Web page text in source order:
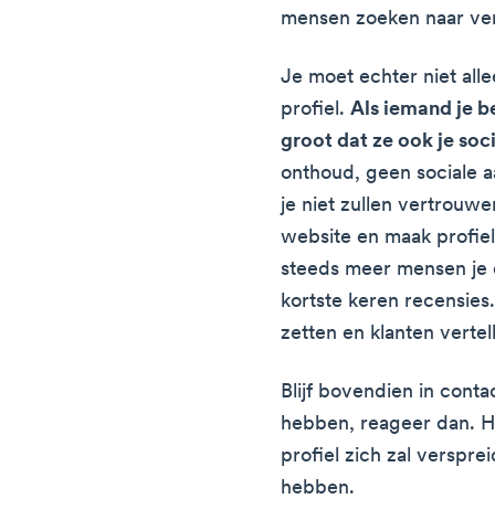
mensen zoeken naar
Je moet echter niet
profiel.Als iemand je
groot dat ze ook je
onthoud, geen sociale
je niet zullen
website en maak
steeds meer mensen
kortste keren
zetten en klanten
Blijf bovendien in
hebben, reageer dan.
profiel zich zal
hebben.